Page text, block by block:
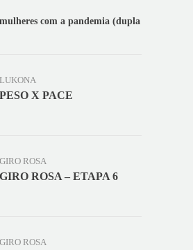
com a pandemia (dupla
LUKONA
PESO X PACE
GIRO ROSA
GIRO ROSA – ETAPA 6
GIRO ROSA